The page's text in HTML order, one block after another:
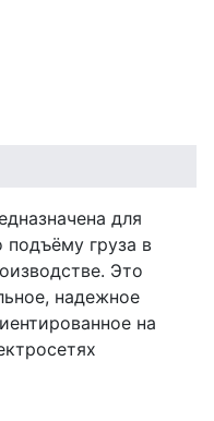
для
подъёму груза в
Это
надежное
на